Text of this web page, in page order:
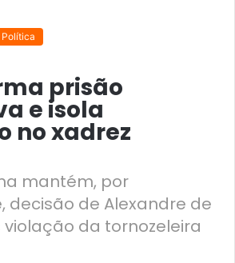
Política
prisão
e isola
no xadrez
mantém, por
decisão de Alexandre de
da tornozeleira